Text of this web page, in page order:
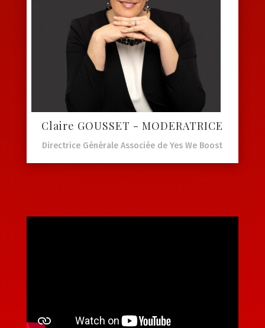
Claire GOUSSET - MODERATRICE
Directrice Générale Associée de Yes We Boost